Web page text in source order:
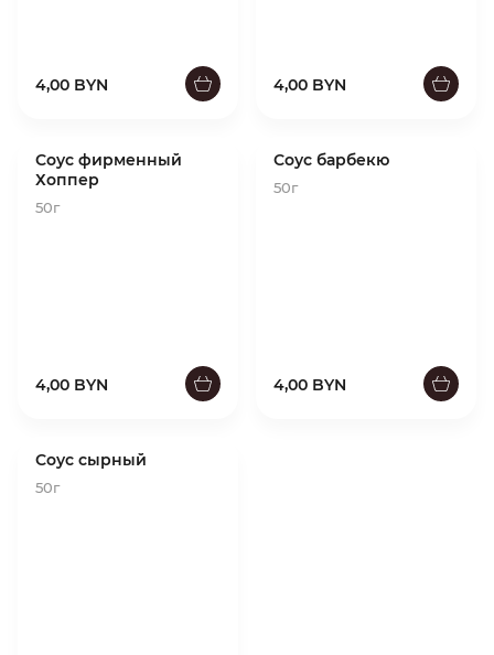
4,00 BYN 4,00 BYN
Соус фирменный
Хоппер
50г
4,00 BYN
Соус барбекю
50г
4,00 BYN
Соус сырный
50г